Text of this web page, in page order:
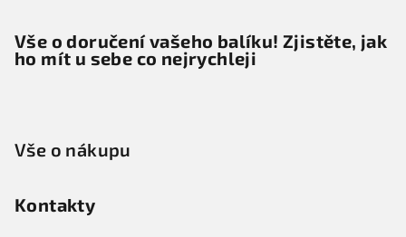
Vše o doručení vašeho balíku! Zjistěte, jak
ho mít u sebe co nejrychleji
Vše o nákupu
Kontakty